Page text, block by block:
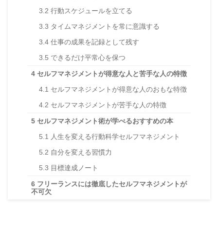
3.2 行動スケジュールを立てる
3.3 タイムマネジメントを常に意識する
3.4 仕事の成果を記録として残す
3.5 できるだけ平常心を保つ
4 セルフマネジメントが得意な人と苦手な人の特徴
4.1 セルフマネジメントが得意な人のおもな特徴
4.2 セルフマネジメントが苦手な人の特徴
5 セルフマネジメント術が学べるおすすめの本
5.1
人生を変える行動科学セルフマネジメント
5.2 自分を変える習慣力
5.3 目標達成ノート
6 フリーランスには徹底したセルフマネジメントが
不可欠